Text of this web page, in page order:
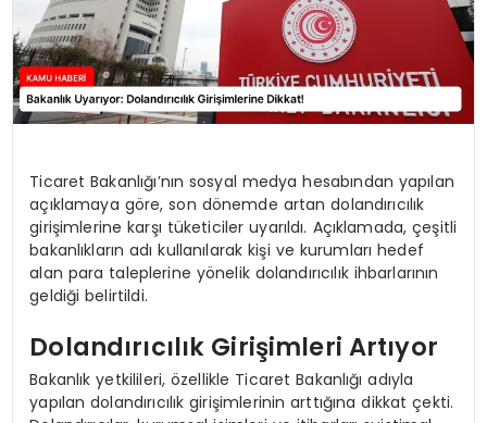
Ticaret Bakanlığı’nın sosyal medya hesabından yapılan
açıklamaya göre, son dönemde artan dolandırıcılık
girişimlerine karşı tüketiciler uyarıldı. Açıklamada, çeşitli
bakanlıkların adı kullanılarak kişi ve kurumları hedef
alan para taleplerine yönelik dolandırıcılık ihbarlarının
geldiği belirtildi.
Dolandırıcılık Girişimleri Artıyor
Bakanlık yetkilileri, özellikle Ticaret Bakanlığı adıyla
yapılan dolandırıcılık girişimlerinin arttığına dikkat çekti.